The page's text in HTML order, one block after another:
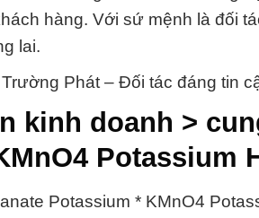
hàng. Với sứ mệnh là đối
lai.
Phát – Đối tác đáng tin
kinh doanh >
Potassium
Potassium * KMnO4